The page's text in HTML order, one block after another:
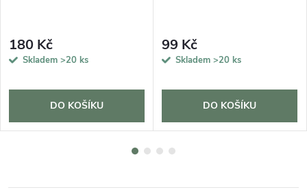
180 Kč
Skladem >20 ks
DO KOŠÍKU
99 Kč
Skladem >20 ks
DO KOŠÍKU